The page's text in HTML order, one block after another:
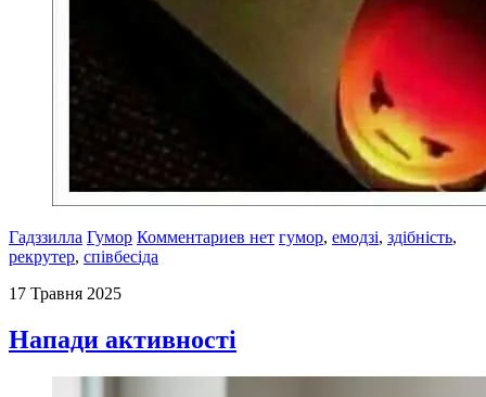
Гадззилла Гумор Комментариев нет гумор, емодзі, здібність,
рекрутер, співбесіда
17 Травня 2025
Напади активності